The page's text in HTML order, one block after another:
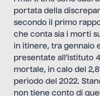
portata della
secondo il primo
che conta sia i morti
in itinere, tra gennaio
presentate all’istituto
mortale, in calo del
periodo del 2022.
non tiene conto di